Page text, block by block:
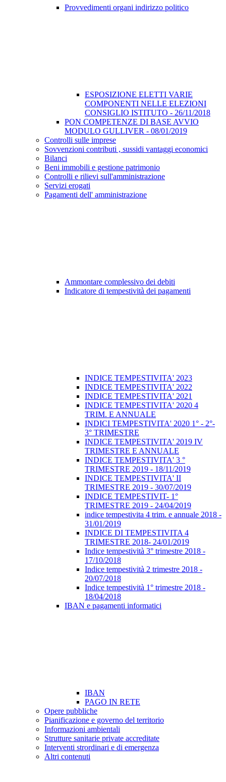
Provvedimenti organi indirizzo politico
ESPOSIZIONE ELETTI VARIE
COMPONENTI NELLE ELEZIONI
CONSIGLIO ISTITUTO - 26/11/2018
PON COMPETENZE DI BASE AVVIO
MODULO GULLIVER - 08/01/2019
Controlli sulle imprese
Sovvenzioni contributi , sussidi vantaggi economici
Bilanci
Beni immobili e gestione patrimonio
Controlli e rilievi sull'amministrazione
Servizi erogati
Pagamenti dell' amministrazione
Ammontare complessivo dei debiti
Indicatore di tempestività dei pagamenti
INDICE TEMPESTIVITA' 2023
INDICE TEMPESTIVITA' 2022
INDICE TEMPESTIVITA' 2021
INDICE TEMPESTIVITA' 2020 4
TRIM. E ANNUALE
INDICI TEMPESTIVITA' 2020 1° - 2°-
3° TRIMESTRE
INDICE TEMPESTIVITA' 2019 IV
TRIMESTRE E ANNUALE
INDICE TEMPESTIVITA' 3 °
TRIMESTRE 2019 - 18/11/2019
INDICE TEMPESTIVITA' II
TRIMESTRE 2019 - 30/07/2019
INDICE TEMPESTIVIT- 1°
TRIMESTRE 2019 - 24/04/2019
indice tempestivita 4 trim. e annuale 2018 -
31/01/2019
INDICE DI TEMPESTIVITA 4
TRIMESTRE 2018- 24/01/2019
Indice tempestività 3° trimestre 2018 -
17/10/2018
Indice tempestività 2 trimestre 2018 -
20/07/2018
Indice tempestività 1° trimestre 2018 -
18/04/2018
IBAN e pagamenti informatici
IBAN
PAGO IN RETE
Opere pubbliche
Pianificazione e governo del territorio
Informazioni ambientali
Strutture sanitarie private accreditate
Interventi strordinari e di emergenza
Altri contenuti